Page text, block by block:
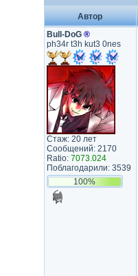
Автор
Bull-DoG ®
ph34r t3h kut3 0nes
Стаж: 20 лет
Сообщений: 2170
Ratio: 7073.024
Поблагодарили: 3539
100%